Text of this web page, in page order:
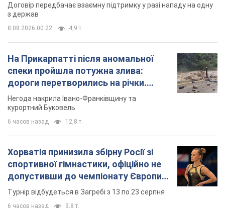
Договір передбачає взаємну підтримку у разі нападу на одну
з держав
8.08.2026 00:22 4,9 т.
На Прикарпатті після аномальної
спеки пройшла потужна злива:
дороги перетворились на річки.
Відео
Негода накрила Івано-Франківщину та
курортний Буковель
6 часов назад 12,8 т.
Хорватія принизила збірну Росії зі
спортивної гімнастики, офіційно не
допустивши до чемпіонату Європи
основних спортсменів
Турнір відбудеться в Загребі з 13 по 23 серпня
6 часов назад 9,8 т.